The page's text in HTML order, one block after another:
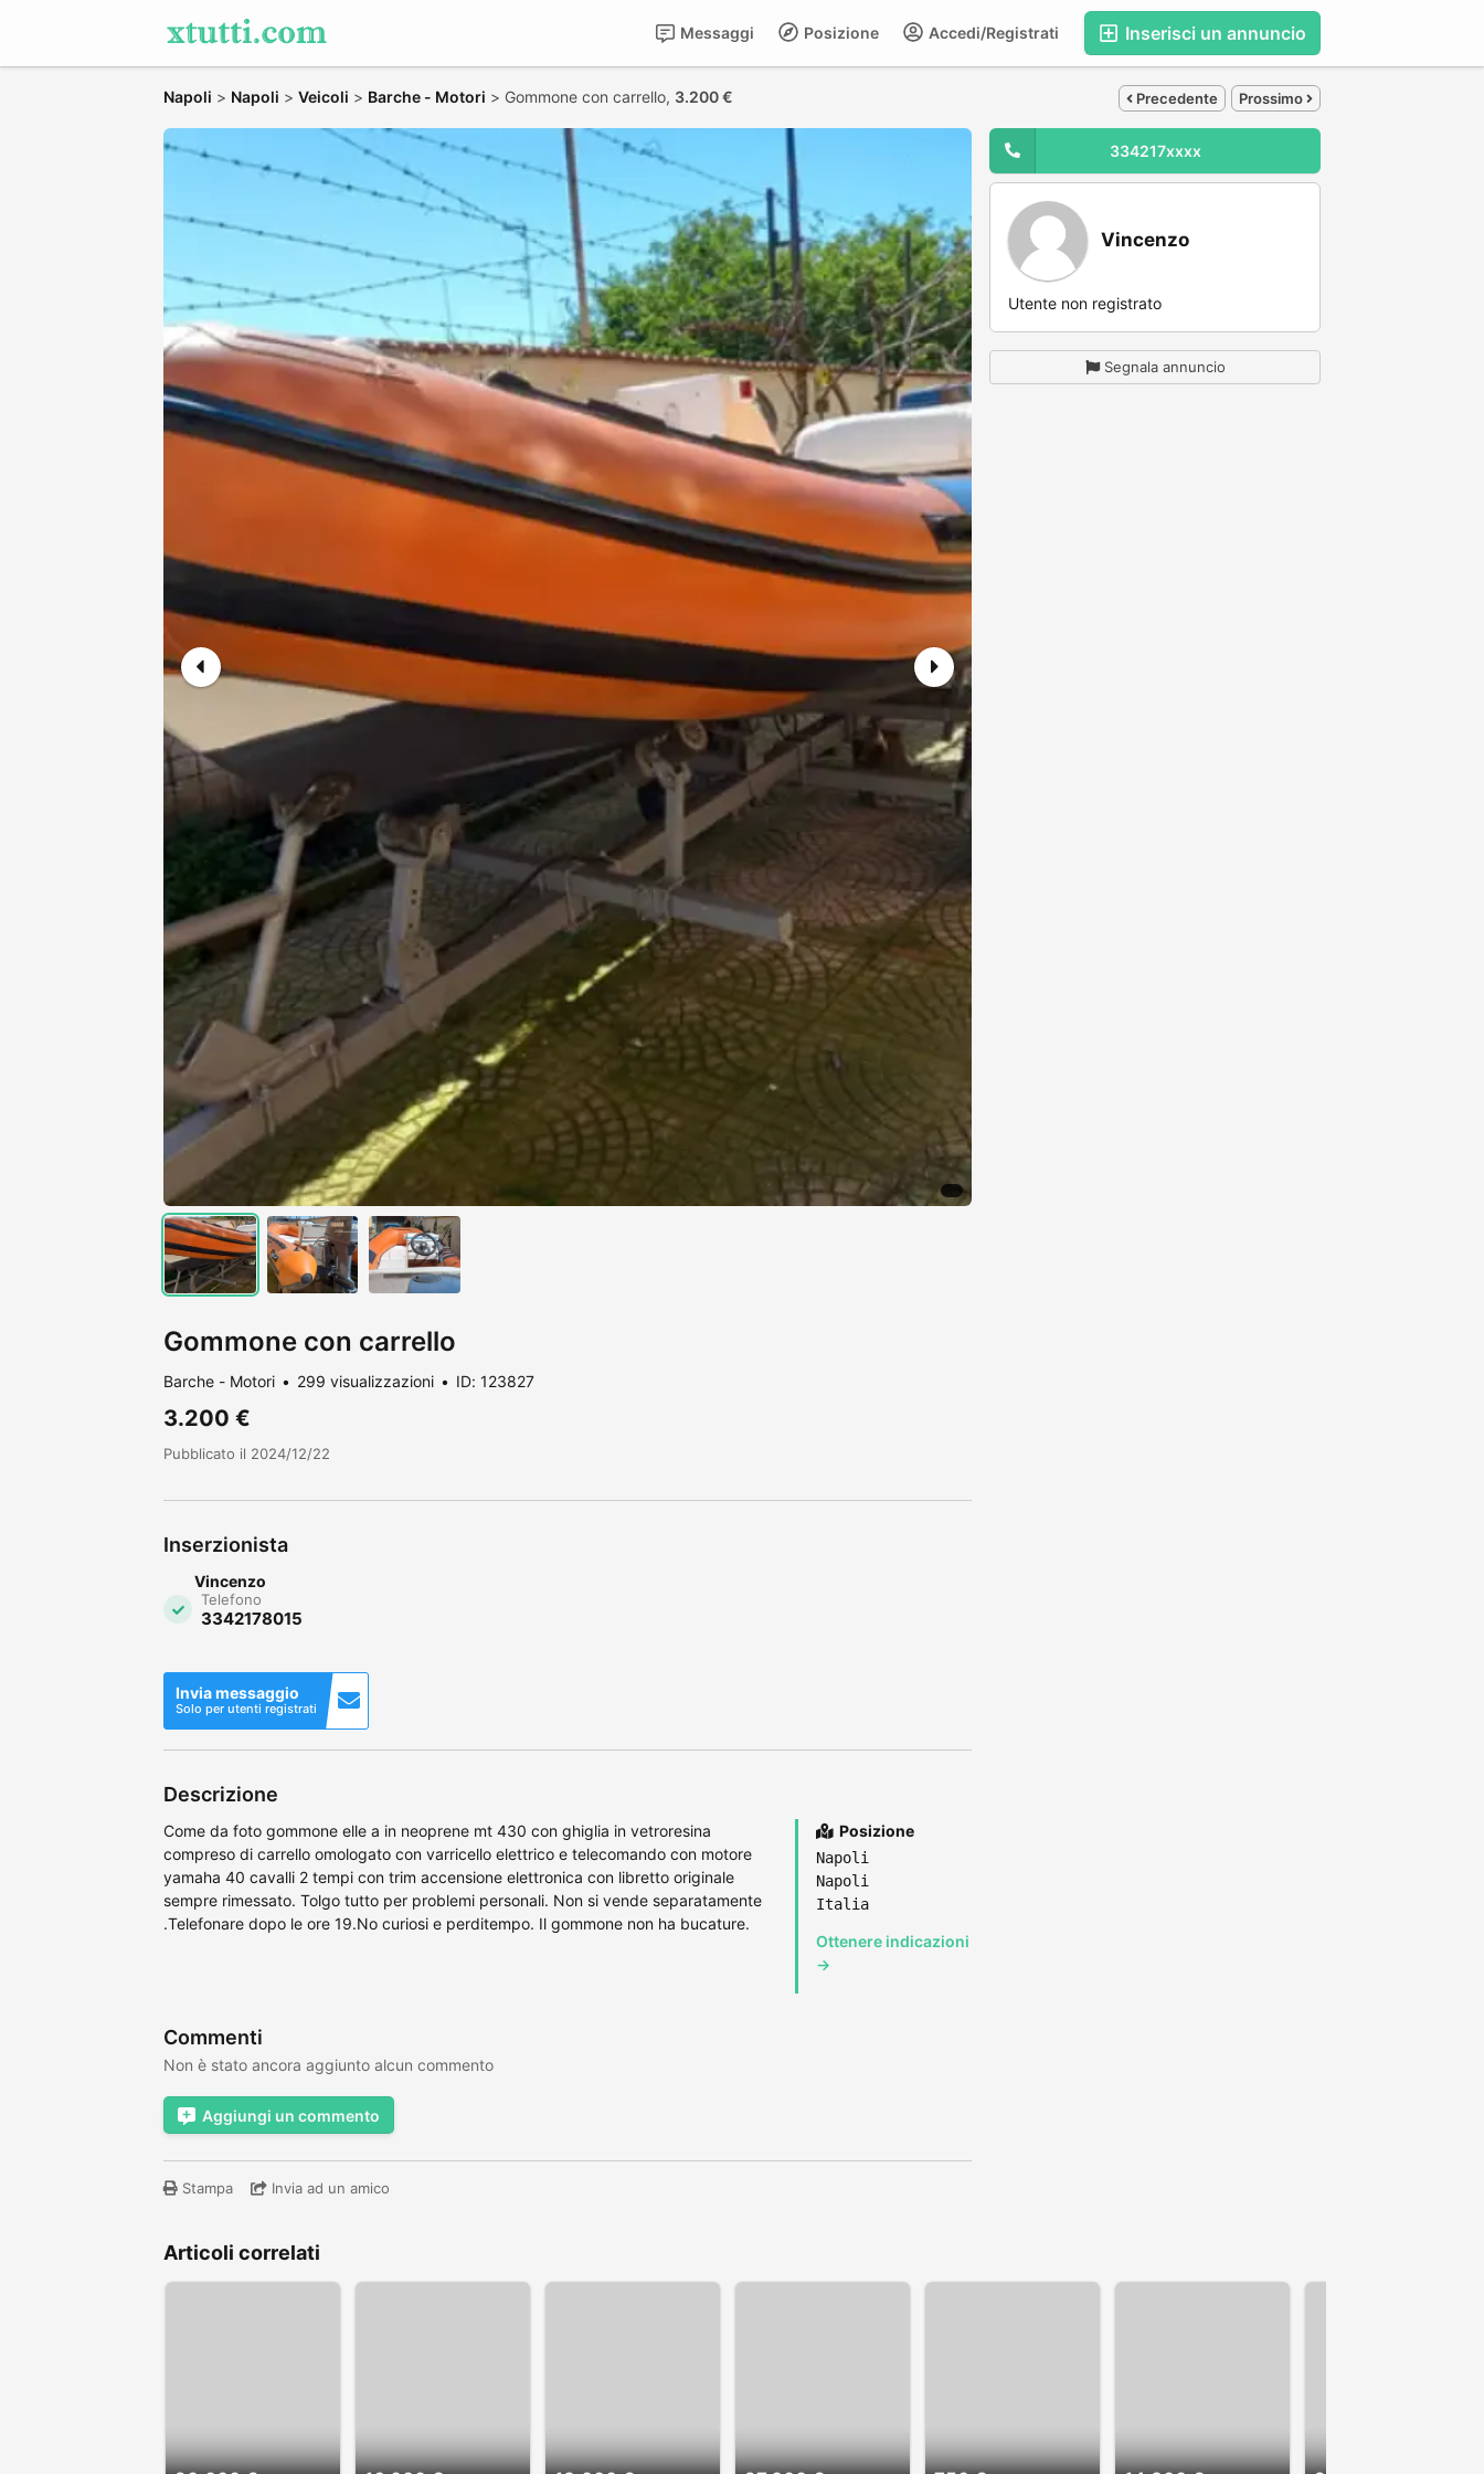
Inserisci un annuncio
Accedi/Registrati
Posizione
Messaggi
Napoli > Napoli > Veicoli > Barche - Motori > Gommone con carrello, 3.200 € Precedente Prossimo
Gommone con carrello
Barche - Motori 299 visualizzazioni ID: 123827
3.200 €
Pubblicato il 2024/12/22
Inserzionista
Vincenzo
Telefono
3342178015
Invia messaggio
Solo per utenti registrati
Descrizione
Come da foto gommone elle a in neoprene mt 430 con ghiglia in vetroresina
compreso di carrello omologato con varricello elettrico e telecomando con motore
yamaha 40 cavalli 2 tempi con trim accensione elettronica con libretto originale
sempre rimessato. Tolgo tutto per problemi personali. Non si vende separatamente
.Telefonare dopo le ore 19.No curiosi e perditempo. Il gommone non ha bucature.
Posizione
Napoli
Napoli
Italia
Ottenere indicazioni
→
Commenti
Non è stato ancora aggiunto alcun commento
Aggiungi un commento
Stampa Invia ad un amico
334217xxxx
Vincenzo
Utente non registrato
Segnala annuncio
Articoli correlati